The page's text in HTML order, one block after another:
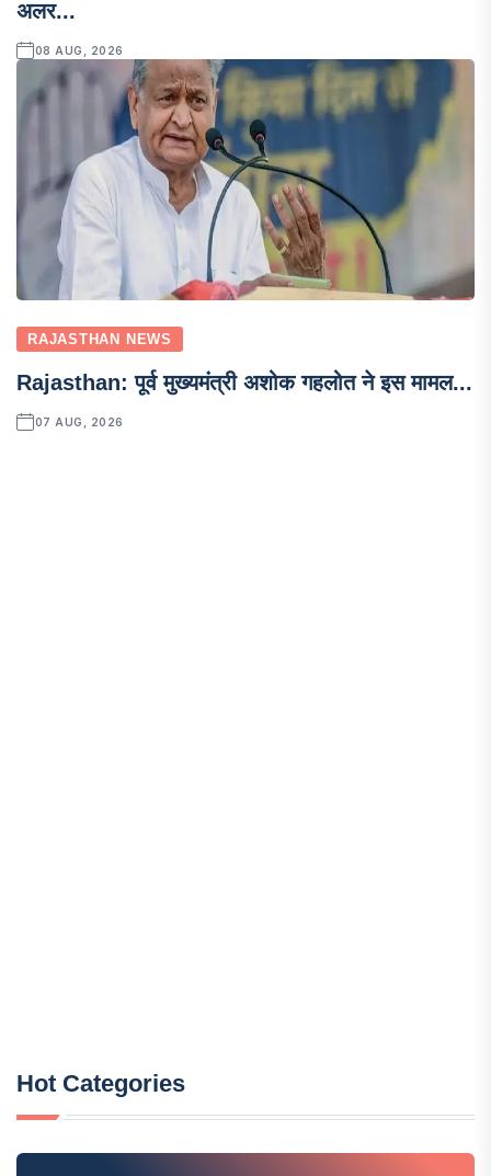
अलर...
08 AUG, 2026
RAJASTHAN NEWS
Rajasthan: पूर्व मुख्यमंत्री अशोक गहलोत ने इस मामल...
07 AUG, 2026
Hot Categories